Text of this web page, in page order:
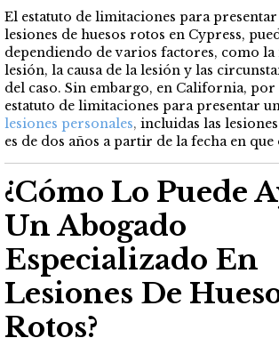
El estatuto de limitaciones para
lesiones de huesos rotos en Cypress,
dependiendo de varios factores, como la
lesión, la causa de la lesión y las
del caso. Sin embargo, en California,
estatuto de limitaciones para presentar
lesiones personales, incluidas las
es de dos años a partir de la fecha en
¿Cómo Lo Puede
Un Abogado
Especializado En
Lesiones De
Rotos?